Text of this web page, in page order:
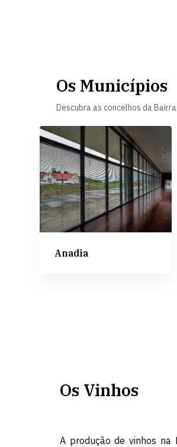
Os Municípios
Descubra as concelhos da
Anadia
Os Vinhos
A produção de vinhos na